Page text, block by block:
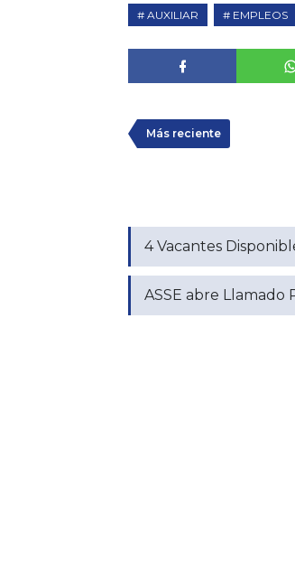
AUXILIAR EMPLEOS
Más reciente
4 Vacantes
ASSE abre